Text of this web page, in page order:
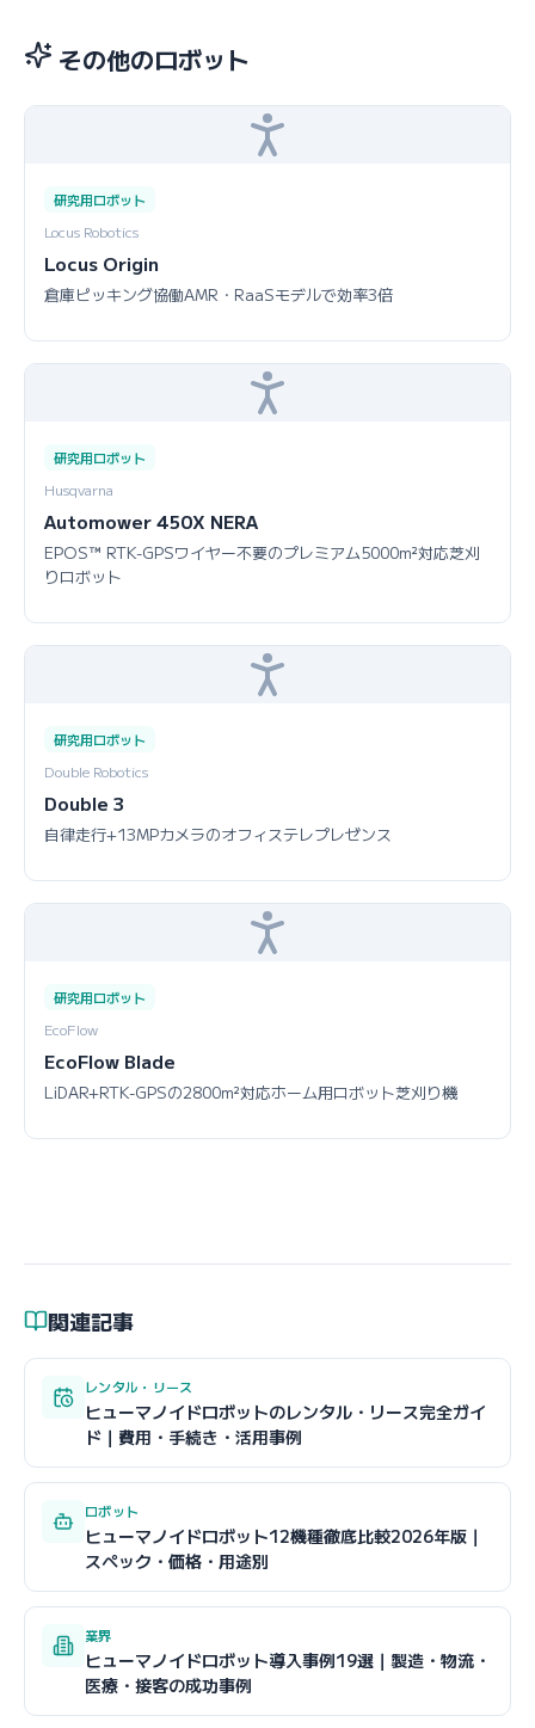
その他のロボット
研究用ロボット
Locus Robotics
Locus Origin
倉庫ピッキング協働AMR・RaaSモデルで効率3倍
研究用ロボット
Husqvarna
Automower 450X NERA
EPOS™ RTK-GPSワイヤー不要のプレミアム5000m²対応芝刈
りロボット
研究用ロボット
Double Robotics
Double 3
自律走行+13MPカメラのオフィステレプレゼンス
研究用ロボット
EcoFlow
EcoFlow Blade
LiDAR+RTK-GPSの2800m²対応ホーム用ロボット芝刈り機
関連記事
レンタル・リース
ヒューマノイドロボットのレンタル・リース完全ガイ
ド｜費用・手続き・活用事例
ロボット
ヒューマノイドロボット12機種徹底比較2026年版｜
スペック・価格・用途別
業界
ヒューマノイドロボット導入事例19選｜製造・物流・
医療・接客の成功事例